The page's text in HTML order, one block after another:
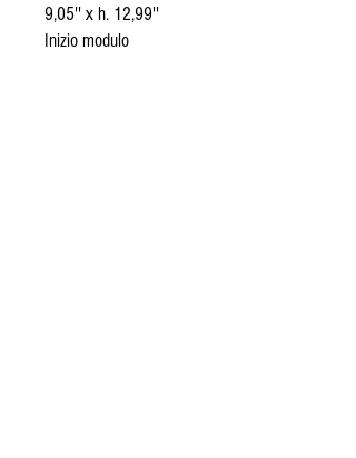
9,05'' x h. 12,99''
Inizio modulo